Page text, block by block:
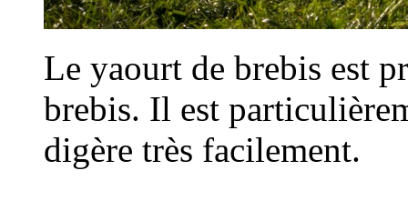
Le yaourt de brebis est
brebis. Il est
digère très facilement.